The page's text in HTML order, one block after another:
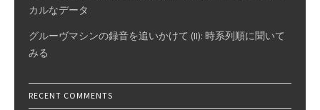
カルなデータ
グルーヴマシンの録音を追いかけて (II): 時系列順に聞いて
みる
RECENT COMMENTS